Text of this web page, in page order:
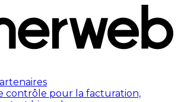
contrôle pour la facturation,